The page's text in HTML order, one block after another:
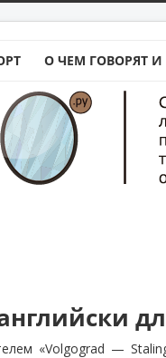
О ЧЕМ ГОВОРЯТ
«Volgograd —